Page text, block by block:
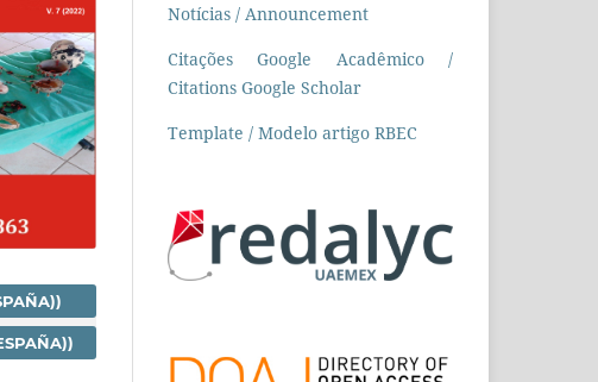
Notícias / Announcement
Citações Google Acadêmico /
Citations Google Scholar
Template / Modelo artigo RBEC